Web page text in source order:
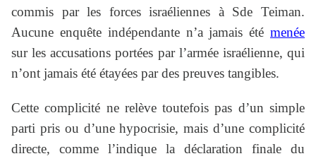
commis par les forces israéliennes à Sde Teiman.
Aucune enquête indépendante n’a jamais été menée
sur les accusations portées par l’armée israélienne, qui
n’ont jamais été étayées par des preuves tangibles.
Cette complicité ne relève toutefois pas d’un simple
parti pris ou d’une hypocrisie, mais d’une complicité
directe, comme l’indique la déclaration finale du